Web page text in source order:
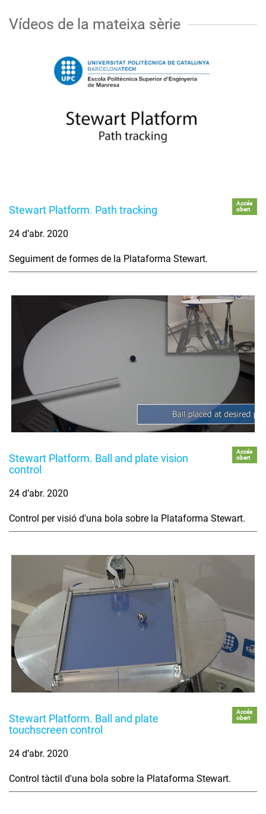
Vídeos de la mateixa sèrie
Stewart Platform. Path tracking
Accés
obert
24 d’abr. 2020
Seguiment de formes de la Plataforma Stewart.
Stewart Platform. Ball and plate vision
control
Accés
obert
24 d’abr. 2020
Control per visió d'una bola sobre la Plataforma Stewart.
Stewart Platform. Ball and plate
touchscreen control
Accés
obert
24 d’abr. 2020
Control tàctil d'una bola sobre la Plataforma Stewart.